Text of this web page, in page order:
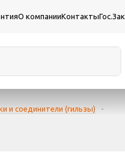
О компанииКонтакты
и соединители (гильзы)
-